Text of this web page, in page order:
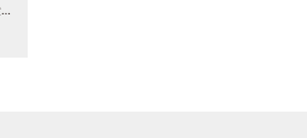
nuアドバイザー早見の家の話を、全4話でお届け。リノベーションを..